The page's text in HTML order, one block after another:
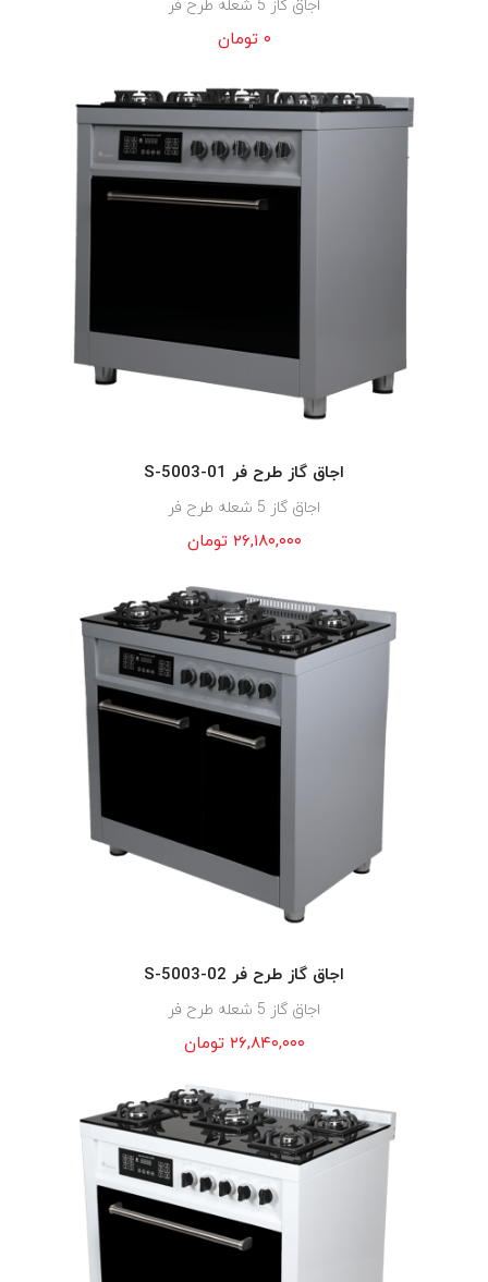
اجاق گاز 5 شعله طرح فر
۰ تومان
اجاق گاز طرح فر S-5003-01
اجاق گاز 5 شعله طرح فر
۲۶,۱۸۰,۰۰۰ تومان
اجاق گاز طرح فر S-5003-02
اجاق گاز 5 شعله طرح فر
۲۶,۸۴۰,۰۰۰ تومان